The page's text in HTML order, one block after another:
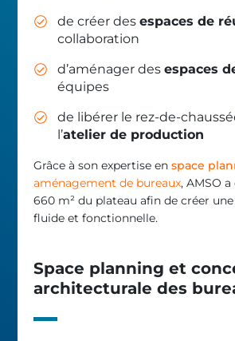
de créer desespaces de
collaboration
d’aménager desespaces
équipes
de libérer le rez-de-
l’atelier de production
Grâce à son expertise enspace
aménagement de bureaux, AMSO
660 m² du plateau afin de créer
fluide et fonctionnelle.
Space planning et
architecturale des